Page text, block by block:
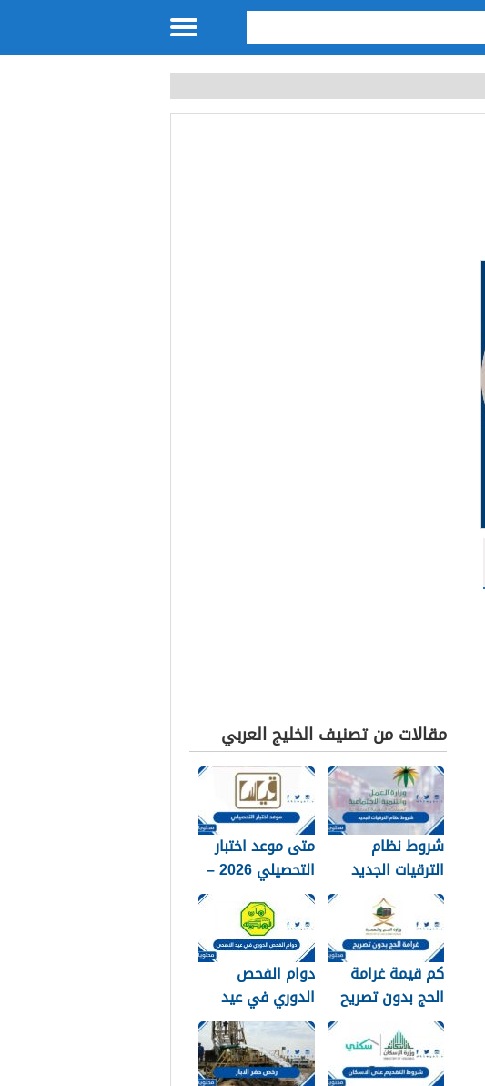
مقالات من تصنيف الخليج العربي
شروط نظام
الترقيات الجديد
1448
متى موعد اختبار
التحصيلي 2026 –
1448
كم قيمة غرامة
الحج بدون تصريح
2026 – 1448
دوام الفحص
الدوري في عيد
الاضحى 1448